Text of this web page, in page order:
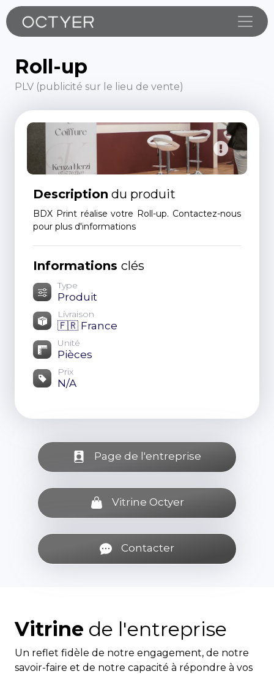
Roll-up
PLV (publicité sur le lieu de vente)
Description du produit
BDX Print réalise votre Roll-up. Contactez-nous
pour plus d'informations
Informations clés
Type
Produit
Livraison
🇫🇷 France
Unité
Pièces
Prix
N/A
Page de l'entreprise
Vitrine Octyer
Contacter
Vitrine de l'entreprise
Un reflet fidèle de notre engagement, de notre
savoir-faire et de notre capacité à répondre à vos